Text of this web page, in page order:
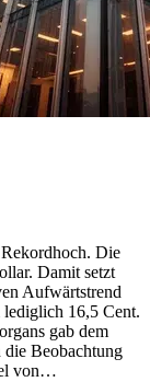
Die
Damit setzt
Aufwärtstrend
lediglich 16,5 Cent.
gab dem
die Beobachtung
von…